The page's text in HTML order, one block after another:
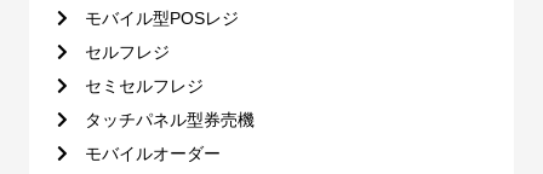
モバイル型POSレジ
セルフレジ
セミセルフレジ
タッチパネル型券売機
モバイルオーダー